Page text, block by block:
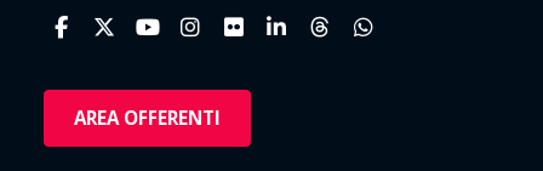
AREA OFFERENTI